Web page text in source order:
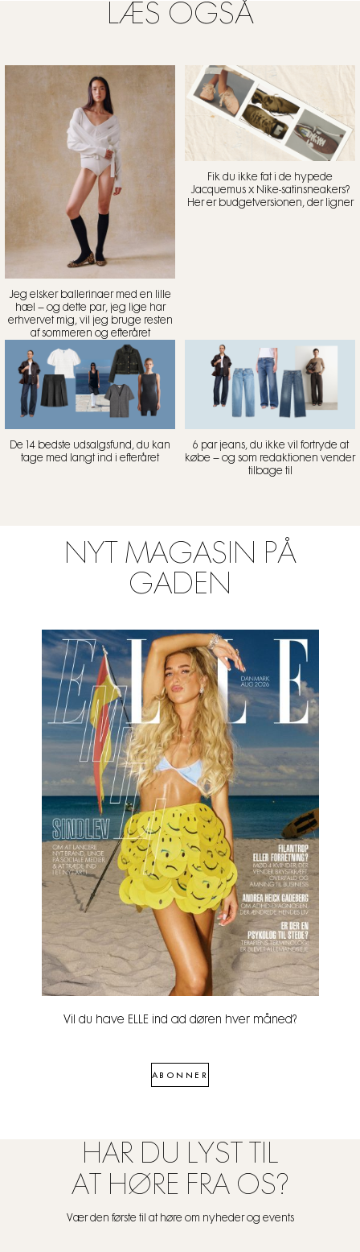
LÆS OGSÅ
Jeg elsker ballerinaer med en lille
hæl – og dette par, jeg lige har
erhvervet mig, vil jeg bruge resten
af sommeren og efteråret
Fik du ikke fat i de hypede
Jacquemus x Nike-satinsneakers?
Her er budgetversionen, der ligner
De 14 bedste udsalgsfund, du kan
tage med langt ind i efteråret
6 par jeans, du ikke vil fortryde at
købe – og som redaktionen vender
tilbage til
NYT MAGASIN PÅ
GADEN
Vil du have ELLE ind ad døren hver måned?
ABONNER
HAR DU LYST TIL
AT HØRE FRA OS?
Vær den første til at høre om nyheder og events